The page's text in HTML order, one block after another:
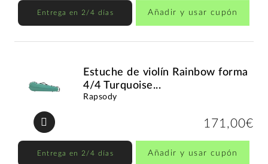
Entrega en 2/4 días Añadir y usar cupón
Estuche de violín Rainbow forma
4/4 Turquoise...
Rapsody
171,00€
Entrega en 2/4 días Añadir y usar cupón